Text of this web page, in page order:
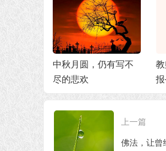
中秋月圆，仍有写不
尽的悲欢
上一篇
佛法，让曾